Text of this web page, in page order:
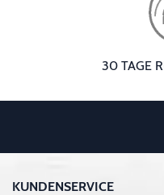
30 TAGE
KUNDENSERVICE